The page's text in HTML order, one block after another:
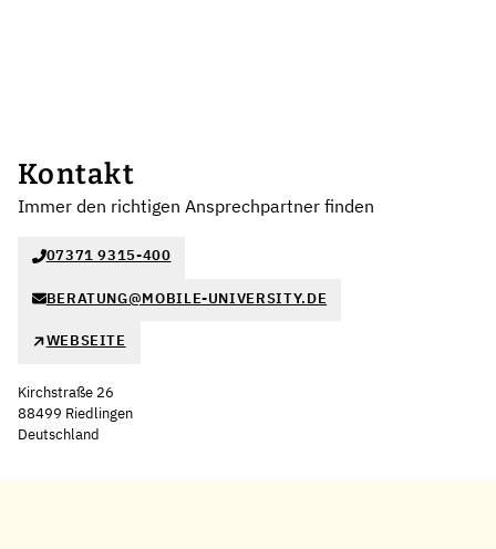
Kontakt
Immer den richtigen Ansprechpartner finden
07371 9315-400
BERATUNG@MOBILE-UNIVERSITY.DE
WEBSEITE
Kirchstraße 26
88499 Riedlingen
Deutschland